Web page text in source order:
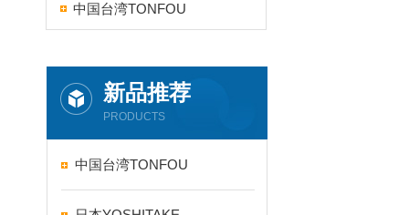
中国台湾TONFOU
新品推荐
PRODUCTS
中国台湾TONFOU